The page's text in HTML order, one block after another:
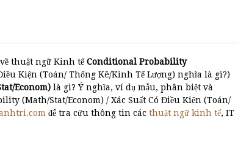
thuật ngữ Kinh tếConditional Probability
Kiện (Toán/ Thống Kê/Kinh Tế Lượng) nghĩa là gì?)
Econom) là gì? Ý nghĩa, ví dụ mẫu, phân biệt và
(Math/Stat/Econom) / Xác Suất Có Điều Kiện (Toán/
để tra cứu thông tin các thuật ngữ kinh tế, IT